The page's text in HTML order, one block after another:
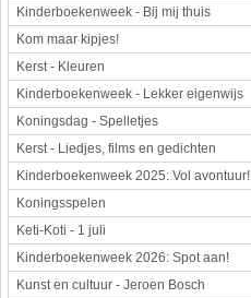
Kinderboekenweek - Bij mij thuis
Kom maar kipjes!
Kerst - Kleuren
Kinderboekenweek - Lekker eigenwijs
Koningsdag - Spelletjes
Kerst - Liedjes, films en gedichten
Kinderboekenweek 2025: Vol avontuur!
Koningsspelen
Keti-Koti - 1 juli
Kinderboekenweek 2026: Spot aan!
Kunst en cultuur - Jeroen Bosch